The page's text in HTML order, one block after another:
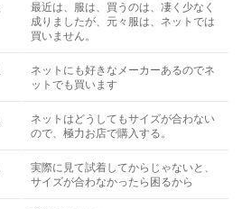
最近は、服は、買うのは、凄く少なく
成りましたが、元々服は、ネットでは
買いません。
ネットにも好きなメーカーあるのでネ
ットでも買います
ネットはどうしてもサイズが合わない
ので、極力お店で購入する。
実際に見て試着してからじゃないと、
サイズが合わなかったら困るから